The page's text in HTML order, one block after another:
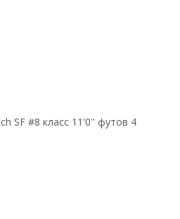
SF #8 класс 11'0'' футов 4